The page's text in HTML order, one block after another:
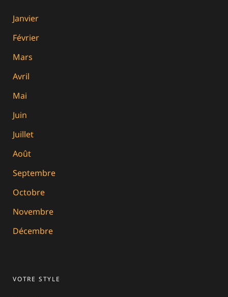
Janvier
Février
Mars
Avril
Mai
Juin
Juillet
Août
Septembre
Octobre
Novembre
Décembre
VOTRE STYLE